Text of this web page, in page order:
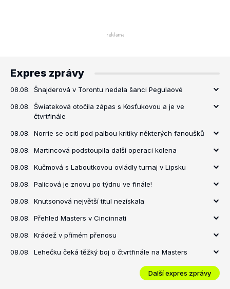
Expres zprávy
08.08. Šnajderová v Torontu nedala šanci Pegulaové
08.08. Šwiateková otočila zápas s Kosťukovou a je ve
čtvrtfinále
08.08. Norrie se ocitl pod palbou kritiky některých fanoušků
08.08. Martincová podstoupila další operaci kolena
08.08. Kučmová s Laboutkovou ovládly turnaj v Lipsku
08.08. Palicová je znovu po týdnu ve finále!
08.08. Knutsonová největší titul nezískala
08.08. Přehled Masters v Cincinnati
08.08. Krádež v přímém přenosu
08.08. Lehečku čeká těžký boj o čtvrtfinále na Masters
Další expres zprávy